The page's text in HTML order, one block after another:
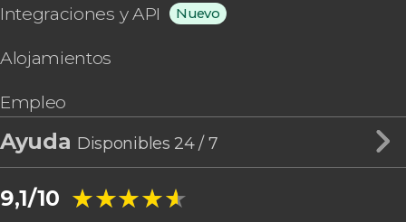
Integraciones y API Nuevo
Alojamientos
Empleo
Ayuda Disponibles 24 / 7
9,1/10 ★★★★★
★★★★★